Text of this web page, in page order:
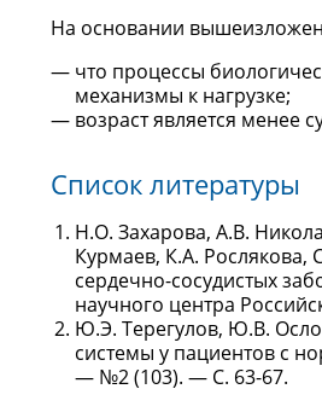
На основании
что процессы
механизмы к нагрузке;
возраст является менее
Список литературы
Н.О. Захарова, А.В.
Курмаев, К.А. Рослякова,
сердечно-сосудистых
научного центра
Ю.Э. Терегулов, Ю.В.
системы у пациентов с
— №2 (103). — С. 63-67.